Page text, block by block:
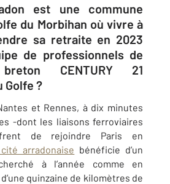
est une commune
du Morbihan où vivre à
sa retraite en 2023
de professionnels de
CENTURY 21
Golfe ?
et Rennes, à dix minutes
-dont les liaisons ferroviaires
de rejoindre Paris en
arradonaise bénéficie d’un
à l’année comme en
quinzaine de kilomètres de